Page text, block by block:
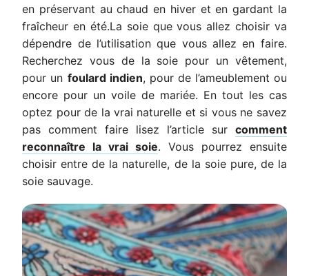
en préservant au chaud en hiver et en gardant la
fraîcheur en été.La soie que vous allez choisir va
dépendre de l’utilisation que vous allez en faire.
Recherchez vous de la soie pour un vêtement,
pour un foulard indien, pour de l’ameublement ou
encore pour un voile de mariée. En tout les cas
optez pour de la vrai naturelle et si vous ne savez
pas comment faire lisez l’article sur comment
reconnaître la vrai soie. Vous pourrez ensuite
choisir entre de la naturelle, de la soie pure, de la
soie sauvage.